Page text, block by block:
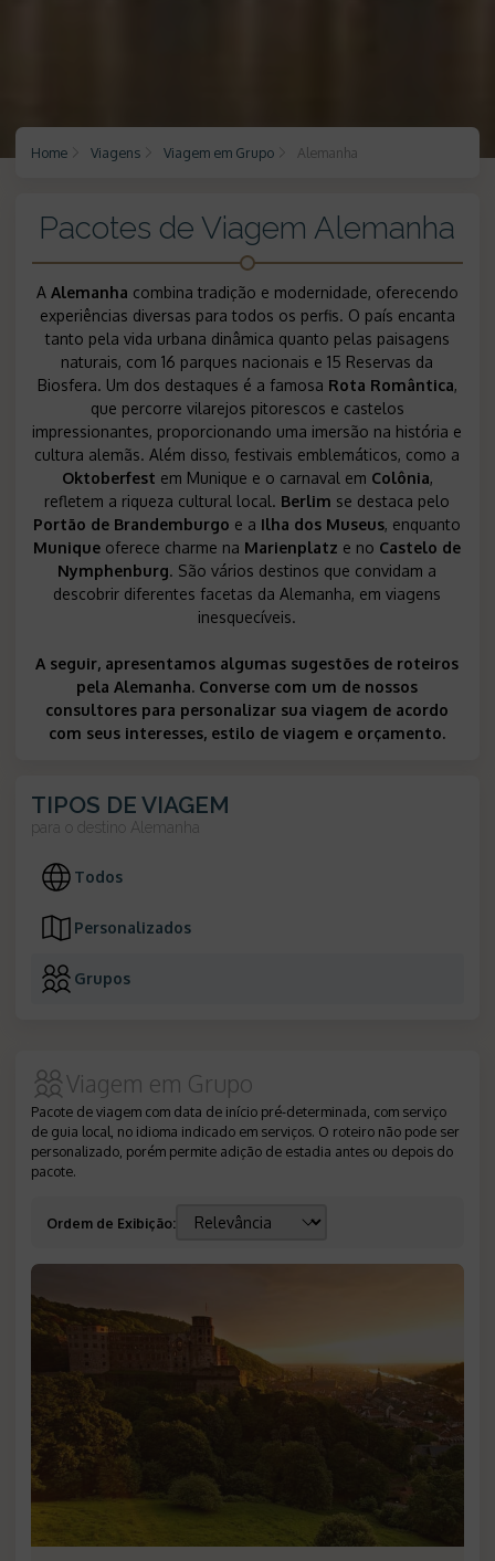
Home Viagens Viagem em Grupo Alemanha
Pacotes de Viagem Alemanha
A Alemanha combina tradição e modernidade, oferecendo
experiências diversas para todos os perfis. O país encanta
tanto pela vida urbana dinâmica quanto pelas paisagens
naturais, com 16 parques nacionais e 15 Reservas da
Biosfera. Um dos destaques é a famosa Rota Romântica,
que percorre vilarejos pitorescos e castelos
impressionantes, proporcionando uma imersão na história e
cultura alemãs. Além disso, festivais emblemáticos, como a
Oktoberfest em Munique e o carnaval em Colônia,
refletem a riqueza cultural local. Berlim se destaca pelo
Portão de Brandemburgo e a Ilha dos Museus, enquanto
Munique oferece charme na Marienplatz e no Castelo de
Nymphenburg. São vários destinos que convidam a
descobrir diferentes facetas da Alemanha, em viagens
inesquecíveis.
A seguir, apresentamos algumas sugestões de roteiros
pela Alemanha. Converse com um de nossos
consultores para personalizar sua viagem de acordo
com seus interesses, estilo de viagem e orçamento.
TIPOS DE VIAGEM
para o destino Alemanha
Todos
Personalizados
Grupos
Viagem em Grupo
Pacote de viagem com data de início pré-determinada, com serviço
de guia local, no idioma indicado em serviços. O roteiro não pode ser
personalizado, porém permite adição de estadia antes ou depois do
pacote.
Ordem de Exibição: